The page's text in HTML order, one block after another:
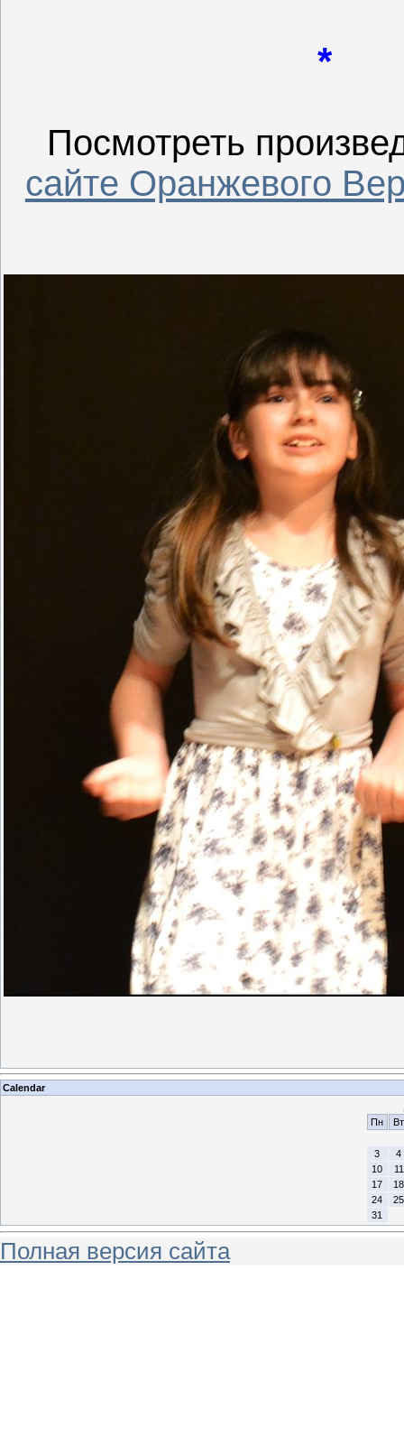
*
Посмотреть
сайте Оранжевого
Calendar
Пн
Вт
3
4
10
11
17
18
24
25
31
Полная версия сайта